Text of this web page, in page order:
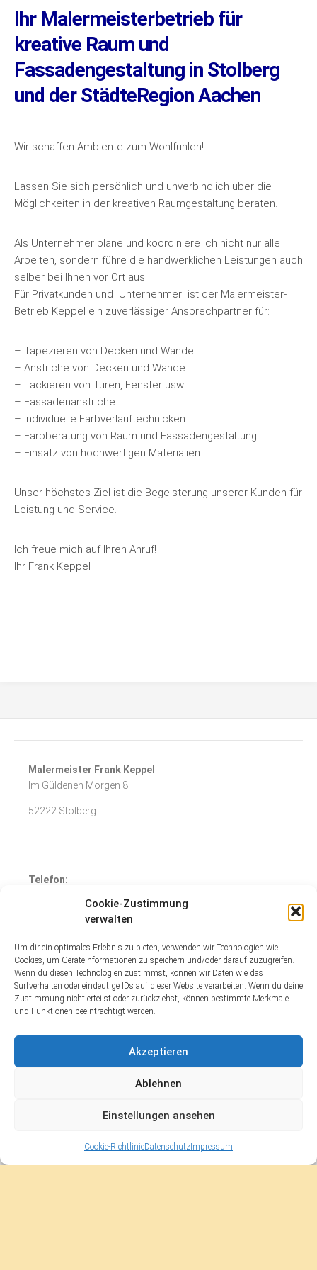
Cookie-Zustimmung
verwalten
Um dir ein optimales Erlebnis zu bieten, verwenden wir Technologien wie
Cookies, um Geräteinformationen zu speichern und/oder darauf zuzugreifen.
Wenn du diesen Technologien zustimmst, können wir Daten wie das
Surfverhalten oder eindeutige IDs auf dieser Website verarbeiten. Wenn du deine
Zustimmung nicht erteilst oder zurückziehst, können bestimmte Merkmale
und Funktionen beeinträchtigt werden.
Akzeptieren
Ablehnen
Einstellungen ansehen
Cookie-RichtlinieDatenschutz Impressum
Ihr Malermeisterbetrieb für
kreative Raum und
Fassadengestaltung in Stolberg
und der StädteRegion Aachen
Wir schaffen Ambiente zum Wohlfühlen!
Lassen Sie sich persönlich und unverbindlich über die
Möglichkeiten in der kreativen Raumgestaltung beraten.
Als Unternehmer plane und koordiniere ich nicht nur alle
Arbeiten, sondern führe die handwerklichen Leistungen auch
selber bei Ihnen vor Ort aus.
Für Privatkunden und Unternehmer ist der Malermeister-
Betrieb Keppel ein zuverlässiger Ansprechpartner für:
– Tapezieren von Decken und Wände
– Anstriche von Decken und Wände
– Lackieren von Türen, Fenster usw.
– Fassadenanstriche
– Individuelle Farbverlauftechnicken
– Farbberatung von Raum und Fassadengestaltung
– Einsatz von hochwertigen Materialien
Unser höchstes Ziel ist die Begeisterung unserer Kunden für
Leistung und Service.
Ich freue mich auf Ihren Anruf!
Ihr Frank Keppel
Malermeister Frank Keppel
Im Güldenen Morgen 8
52222 Stolberg
Telefon:
+49 179 6828410
e-mail :info@malermeister-keppel.de